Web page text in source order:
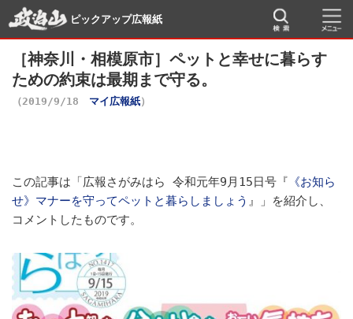
ピックアップ広報紙
［神奈川・相模原市］ペットと幸せに暮らす
ための約束は最期まで守る。
（2019/9/18 マイ広報紙）
この記事は「広報さがみはら 令和元年9月15日号『 《お知ら
せ》マナーを守ってペットと暮らしましょう 』」を紹介し、
コメントしたものです。